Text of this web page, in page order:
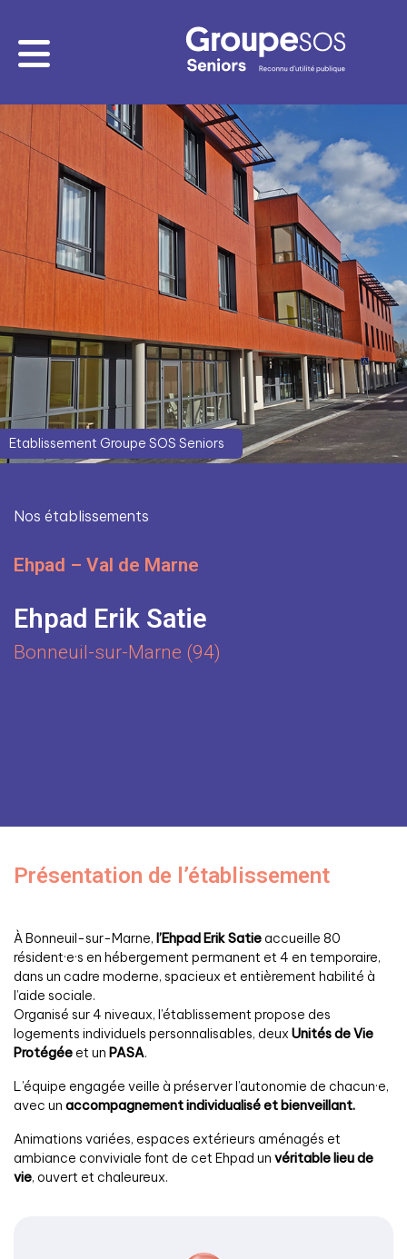
Nos établissements
Ehpad – Val de Marne
Ehpad Erik Satie
Bonneuil-sur-Marne (94)
Etablissement Groupe SOS Seniors
Présentation de l’établissement
À Bonneuil-sur-Marne, l’Ehpad Erik Satie accueille 80
résident·e·s en hébergement permanent et 4 en temporaire,
dans un cadre moderne, spacieux et entièrement habilité à
l’aide sociale.
Organisé sur 4 niveaux, l’établissement propose des
logements individuels personnalisables, deux Unités de Vie
Protégée et un PASA.
L’équipe engagée veille à préserver l’autonomie de chacun·e,
avec un accompagnement individualisé et bienveillant.
Animations variées, espaces extérieurs aménagés et
ambiance conviviale font de cet Ehpad un véritable lieu de
vie, ouvert et chaleureux.